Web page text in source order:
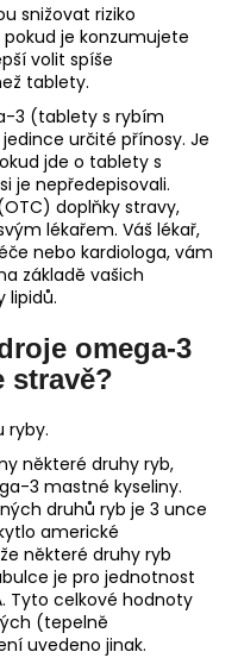
snižovat riziko
je konzumujete
volit spíše
tablety.
3 (tablety s rybím
určité přínosy. Je
jde o tablety s
je nepředepisovali.
doplňky stravy,
lékařem. Váš lékař,
nebo kardiologa, vám
základě vašich
lipidů.
omega-3
stravě?
ryby.
některé druhy ryb,
3 mastné kyseliny.
druhů ryb je 3 unce
americké
některé druhy ryb
je pro jednotnost
Tyto celkové hodnoty
(tepelně
uvedeno jinak.